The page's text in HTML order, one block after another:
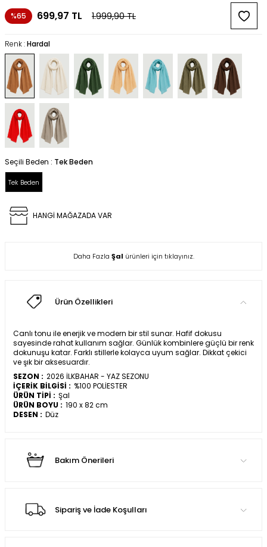
%65 699,97 TL 1.999,90TL
Renk :Hardal
Seçili Beden : Tek Beden
Tek Beden
HANGİ MAĞAZADA VAR
Daha Fazla Şal ürünleri için tıklayınız.
Ürün Özellikleri
Canlı tonu ile enerjik ve modern bir stil sunar. Hafif dokusu
sayesinde rahat kullanım sağlar. Günlük kombinlere güçlü bir renk
dokunuşu katar. Farklı stillerle kolayca uyum sağlar. Dikkat çekici
ve şık bir aksesuardır.
SEZON : 2026 İLKBAHAR - YAZ SEZONU
İÇERİK BİLGİSİ : %100 POLİESTER
ÜRÜN TİPİ : Şal
ÜRÜN BOYU : 190 x 82 cm
DESEN : Düz
Bakım Önerileri
Sipariş ve İade Koşulları